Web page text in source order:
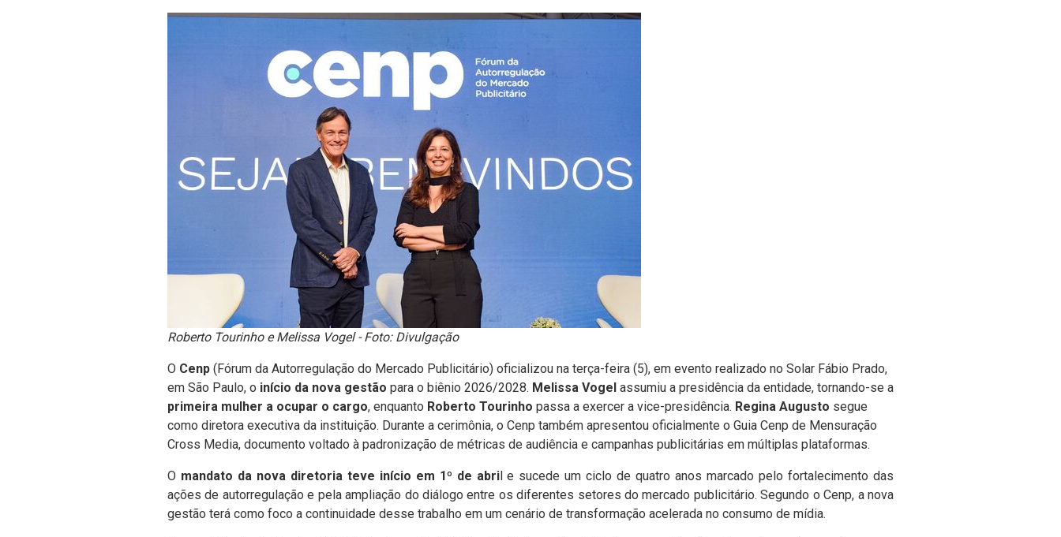
Roberto Tourinho e Melissa Vogel - Foto: Divulgação
O Cenp (Fórum da Autorregulação do Mercado Publicitário) oficializou na terça-feira (5), em evento realizado no Solar Fábio Prado,
em São Paulo, o início da nova gestão para o biênio 2026/2028. Melissa Vogel assumiu a presidência da entidade, tornando-se a
primeira mulher a ocupar o cargo, enquanto Roberto Tourinho passa a exercer a vice-presidência. Regina Augusto segue
como diretora executiva da instituição. Durante a cerimônia, o Cenp também apresentou oficialmente o Guia Cenp de Mensuração
Cross Media, documento voltado à padronização de métricas de audiência e campanhas publicitárias em múltiplas plataformas.
O mandato da nova diretoria teve início em 1º de abril e sucede um ciclo de quatro anos marcado pelo fortalecimento das
ações de autorregulação e pela ampliação do diálogo entre os diferentes setores do mercado publicitário. Segundo o Cenp, a nova
gestão terá como foco a continuidade desse trabalho em um cenário de transformação acelerada no consumo de mídia.